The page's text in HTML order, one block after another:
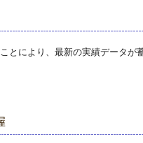
とにより、最新の実績データが